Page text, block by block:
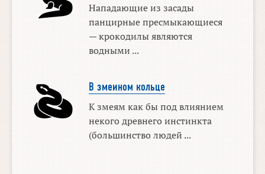
Нападающие из засады
панцирные пресмыкающиеся
— крокодилы являются
водными ...
В змеином кольце
К змеям как бы под влиянием
некого древнего инстинкта
(большинство людей ...